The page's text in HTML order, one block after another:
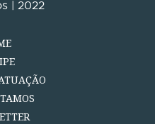
| 2022